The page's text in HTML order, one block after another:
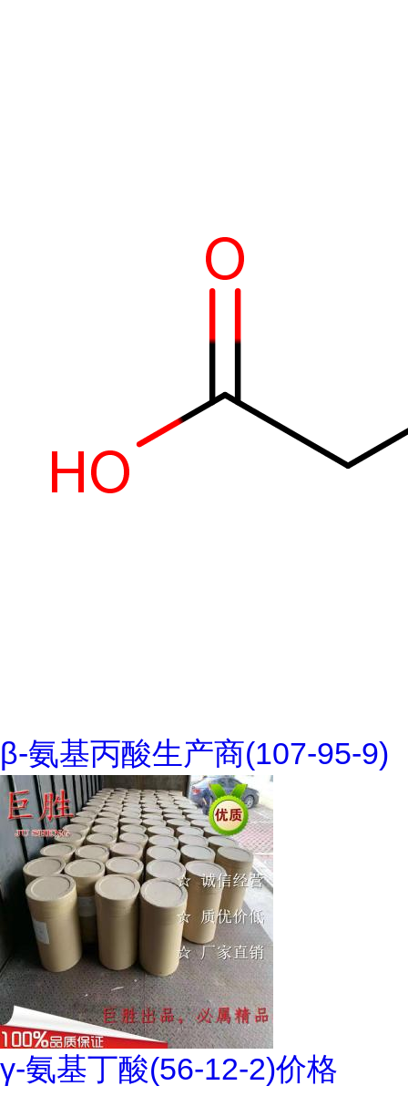
β-氨基丙酸生产商(107-95-9)
γ-氨基丁酸(56-12-2)价格